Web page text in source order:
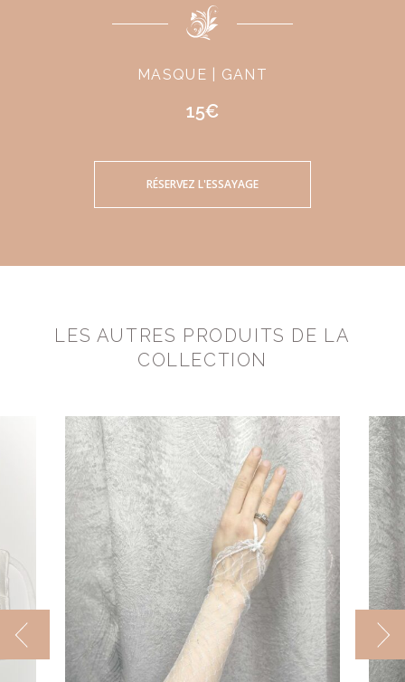
MASQUE | GANT
15€
RÉSERVEZ L'ESSAYAGE
LES AUTRES PRODUITS DE LA
COLLECTION